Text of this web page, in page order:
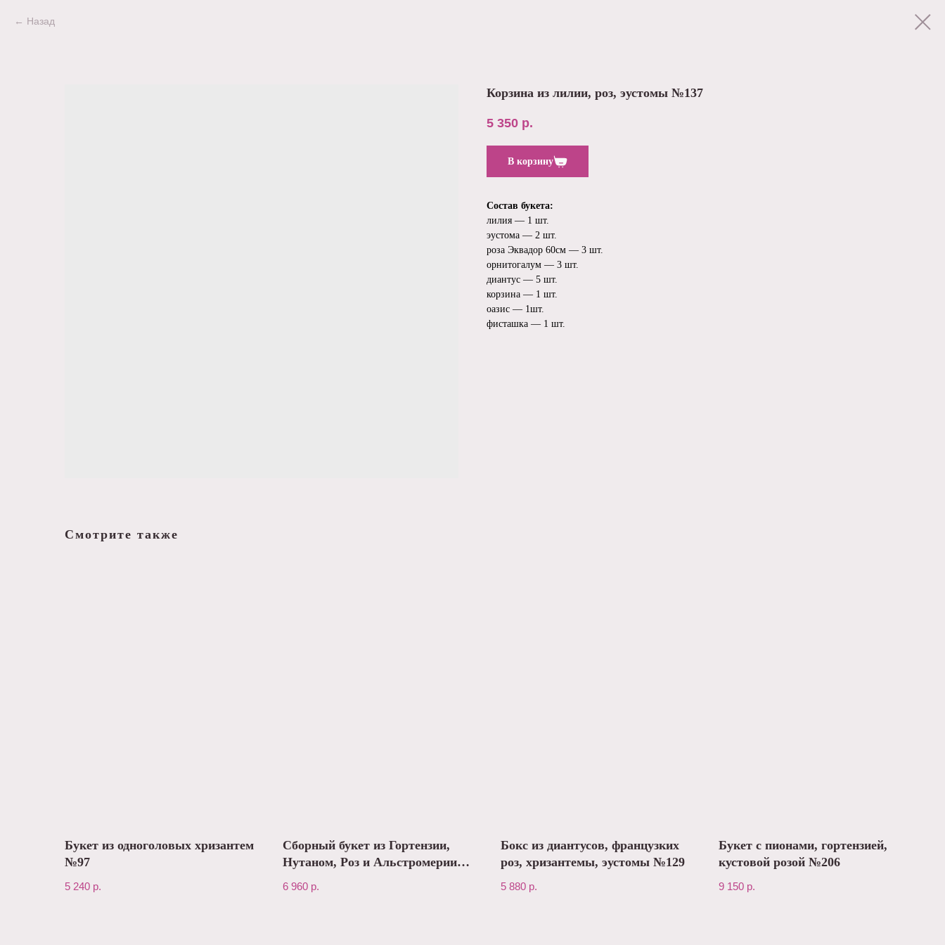
Назад
Корзина из лилии, роз, эустомы №137
5 350 р.
В корзину
Состав букета:
лилия — 1 шт.
эустома — 2 шт.
роза Эквадор 60см — 3 шт.
орнитогалум — 3 шт.
диантус — 5 шт.
корзина — 1 шт.
оазис — 1шт.
фисташка — 1 шт.
Смотрите также
Букет из одноголовых хризантем
№97
5 240 р.
Сборный букет из Гортензии,
Нутаном, Роз и Альстромерии
№195
6 960 р.
Бокс из диантусов, французких
роз, хризантемы, эустомы №129
5 880 р.
Букет с пионами, гортензией,
кустовой розой №206
9 150 р.